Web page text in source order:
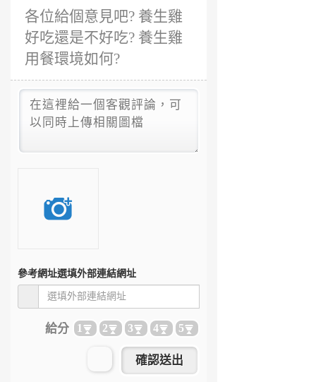
各位給個意見吧? 養生雞
好吃還是不好吃? 養生雞
用餐環境如何?
參考網址選填外部連結網址
給分 1 2 3 4 5